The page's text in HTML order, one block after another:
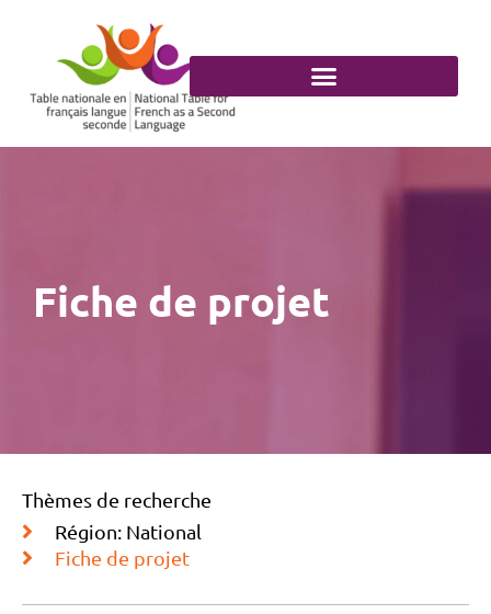
contenu
Fiche de projet
Thèmes de recherche
Région: National
Fiche de projet